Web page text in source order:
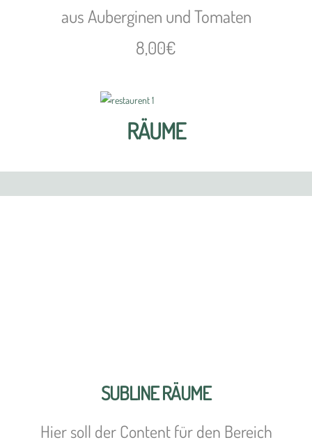
aus Auberginen und Tomaten
8,00€
RÄUME
SUBLINE RÄUME
Hier soll der Content für den Bereich